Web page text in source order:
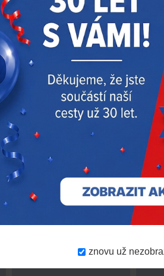
znovu už
AKČNÍ NABÍDKA
Doprava zdarma
Aku led přizpůsobitelné
barevné světlo